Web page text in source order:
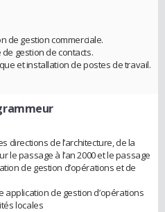
de gestion commerciale.
de gestion de contacts.
et installation de postes de travail.
directions de l’architecture, de la
le passage à l’an 2000 et le passage
de gestion d’opérations et de
application de gestion d’opérations
locales